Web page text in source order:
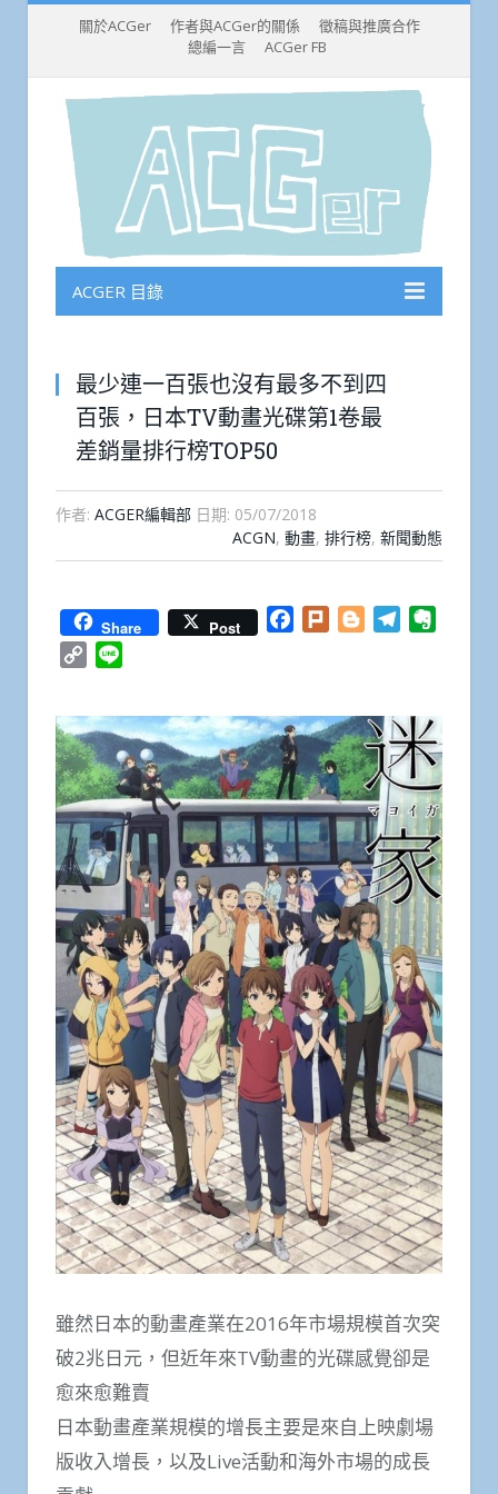
關於ACGer 作者與ACGer的關係
徵稿與推廣合作
總編一言
ACGer FB
ACGER 目錄
最少連一百張也沒有最多不到四
百張，日本TV動畫光碟第1卷最
差銷量排行榜TOP50
作者: ACGER編輯部 日期: 05/07/2018
ACGN, 動畫, 排行榜, 新聞動態
Share Post Facebook
Plurk BloggerTelegram
Copy
雖然日本的動畫產業在2016年市場規模首次突
破2兆日元，但近年來TV動畫的光碟感覺卻是
愈來愈難賣
日本動畫產業規模的增長主要是來自上映劇場
版收入增長，以及Live活動和海外市場的成長